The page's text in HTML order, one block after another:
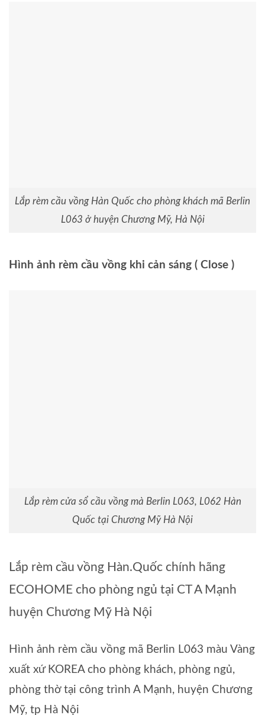
Lắp rèm cầu vồng Hàn Quốc cho phòng khách mã Berlin
L063 ở huyện Chương Mỹ, Hà Nội
Hình ảnh rèm cầu vồng khi cản sáng ( Close )
Lắp rèm cửa sổ cầu vồng mà Berlin L063, L062 Hàn
Quốc tại Chương Mỹ Hà Nội
Lắp rèm cầu vồng Hàn.Quốc chính hãng
ECOHOME cho phòng ngủ tại CT A Mạnh
huyện Chương Mỹ Hà Nội
Hình ảnh rèm cầu vồng mã Berlin L063 màu Vàng
xuất xứ KOREA cho phòng khách, phòng ngủ,
phòng thờ tại công trình A Mạnh, huyện Chương
Mỹ, tp Hà Nội